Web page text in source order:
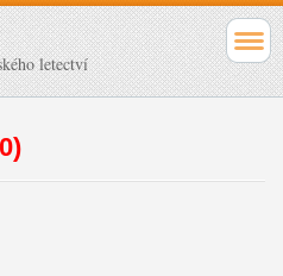
letectví